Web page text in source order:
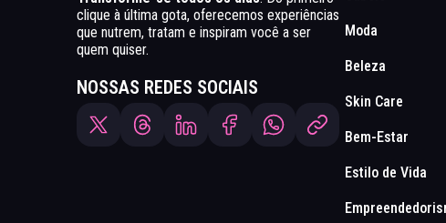
clique à última gota, oferecemos experiências
que nutrem, tratam e inspiram você a ser
quem quiser.
NOSSAS REDES SOCIAIS
Moda
Beleza
Skin Care
Bem-Estar
Estilo de Vida